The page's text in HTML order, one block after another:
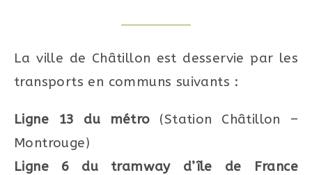
La ville de Châtillon est desservie par les
transports en communs suivants :
Ligne 13 du métro (Station Châtillon –
Montrouge)
Ligne 6 du tramway d’île de France